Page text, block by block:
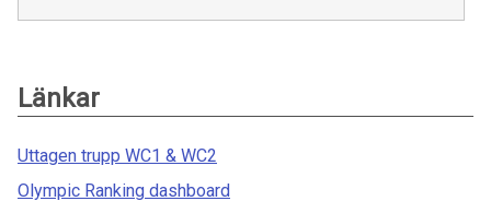
Länkar
Uttagen trupp WC1 & WC2
Olympic Ranking dashboard